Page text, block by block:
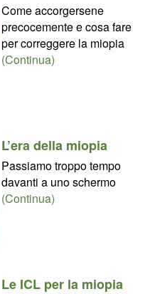
Come accorgersene
precocemente e cosa fare
per correggere la miopia
(Continua)
L’era della miopia
Passiamo troppo tempo
davanti a uno schermo
(Continua)
Le ICL per la miopia